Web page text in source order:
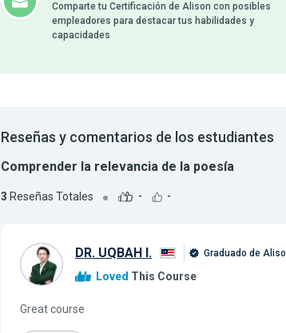
Comparte tu Certificación de Alison con posibles
empleadores para destacar tus habilidades y
capacidades
Reseñas y comentarios de los estudiantes
Comprender la relevancia de la poesía
3 Reseñas Totales - -
DR. UQBAH I. Graduado de
Loved This Course
Great course